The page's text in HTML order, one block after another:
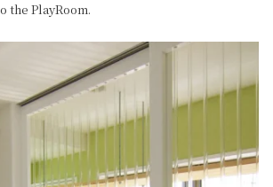
the PlayRoom.